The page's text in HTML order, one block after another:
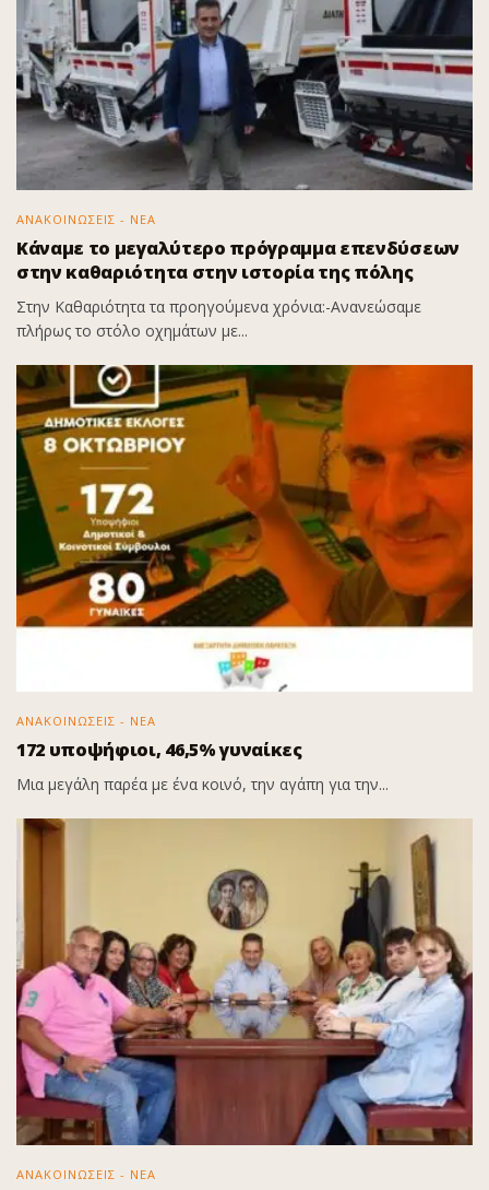
ΑΝΑΚΟΙΝΩΣΕΙΣ - ΝΕΑ
Κάναμε το μεγαλύτερο πρόγραμμα επενδύσεων
στην καθαριότητα στην ιστορία της πόλης
Στην Καθαριότητα τα προηγούμενα χρόνια:-Ανανεώσαμε
πλήρως το στόλο οχημάτων με...
ΑΝΑΚΟΙΝΩΣΕΙΣ - ΝΕΑ
172 υποψήφιοι, 46,5% γυναίκες
Μια μεγάλη παρέα με ένα κοινό, την αγάπη για την...
ΑΝΑΚΟΙΝΩΣΕΙΣ - ΝΕΑ